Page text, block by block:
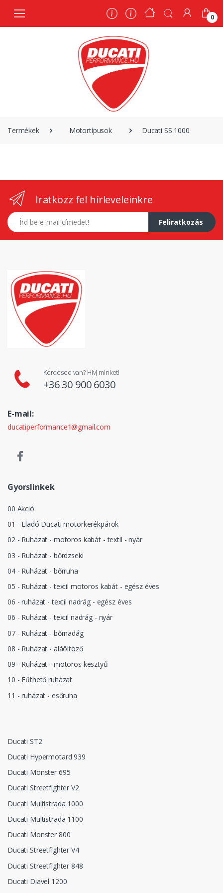
0
Termékek Motortípusok Ducati SS 1000
Iratkozz fel hírleveleinkre
E-mail címed
Feliratkozás
Kérdésed van? Hívj minket!
+36 30 900 6030
E-mail:
ducatiperformance1@gmail.com
Gyorslinkek
00 Akció
01 - Eladó Ducati motorkerékpárok
02 - Ruházat - motoros kabát - textil - nyár
03 - Ruházat - bőrdzseki
04 - Ruházat - bőrruha
05 - Ruházat - textil motoros kabát - egész éves
06 - ruházat - textil nadrág - egész éves
06 - Ruházat - textil nadrág - nyár
07 - Ruházat - bőrnadág
08 - Ruházat - aláöltöző
09 - Ruházat - motoros kesztyű
10 - Fűthető ruházat
11 - ruházat - esőruha
Ducati ST2
Ducati Hypermotard 939
Ducati Monster 695
Ducati Streetfighter V2
Ducati Multistrada 1000
Ducati Multistrada 1100
Ducati Monster 800
Ducati Streetfighter V4
Ducati Streetfighter 848
Ducati Diavel 1200
0